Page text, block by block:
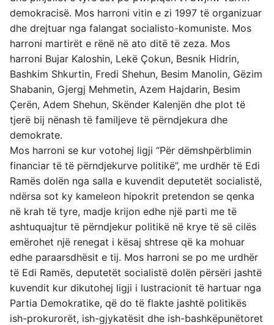
demokracisë. Mos harroni vitin e zi 1997 të organizuar
dhe drejtuar nga falangat socialisto-komuniste. Mos
harroni martirët e rënë në ato ditë të zeza. Mos
harroni Bujar Kaloshin, Lekë Çokun, Besnik Hidrin,
Bashkim Shkurtin, Fredi Shehun, Besim Manolin, Gëzim
Shabanin, Gjergj Mehmetin, Azem Hajdarin, Besim
Çerën, Adem Shehun, Skënder Kalenjën dhe plot të
tjerë bij nënash të familjeve të përndjekura dhe
demokrate.
Mos harroni se kur votohej ligji “Për dëmshpërblimin
financiar të të përndjekurve politikë”, me urdhër të Edi
Ramës dolën nga salla e kuvendit deputetët socialistë,
ndërsa sot ky kameleon hipokrit pretendon se qenka
në krah të tyre, madje krijon edhe një parti me të
ashtuquajtur të përndjekur politikë në krye të së cilës
emërohet një renegat i kësaj shtrese që ka mohuar
edhe paraarsdhësit e tij. Mos harroni se po me urdhër
të Edi Ramës, deputetët socialistë dolën përsëri jashtë
kuvendit kur dikutohej ligji i lustracionit të hartuar nga
Partia Demokratike, që do të flakte jashtë politikës
ish-prokurorët, ish-gjykatësit dhe ish-bashkëpunëtoret